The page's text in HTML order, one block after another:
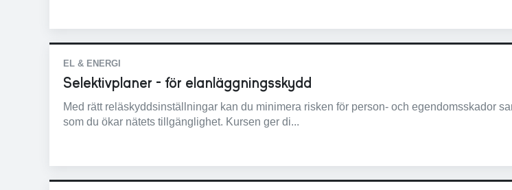
EL & ENERGI
Selektivplaner - för elanläggningsskydd
Med rätt reläskyddsinställningar kan du minimera risken för person- och egendomsskador
som du ökar nätets tillgänglighet. Kursen ger di...